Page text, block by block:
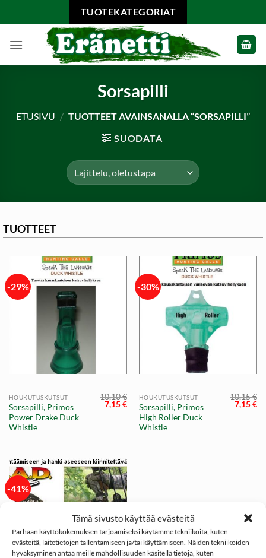
Tämä sivusto käyttää evästeitä
Parhaan käyttökokemuksen tarjoamiseksi käytämme tekniikoita, kuten
evästeitä, laitetietojen tallentamiseen ja/tai käyttämiseen. Näiden tekniikoiden
hyväksyminen antaa meille mahdollisuuden käsitellä tietoja, kuten
to
TUOTEKATEGORIAT
Sorsapilli
ETUSIVU / TUOTTEET AVAINSANALLA “SORSAPILLI”
SUODATA
TUOTTEET
-29%
HOUKUTUSKUTSUT
Sorsapilli, Primos
Power Drake Duck
Whistle
10,10€
Alkuperäinen
hinta
7,15€Nykyinen
hinta
7,15 €.
-30%
HOUKUTUSKUTSUT
Sorsapilli, Primos
High Roller Duck
Whistle
10,15€
hinta
7,15€
-41%